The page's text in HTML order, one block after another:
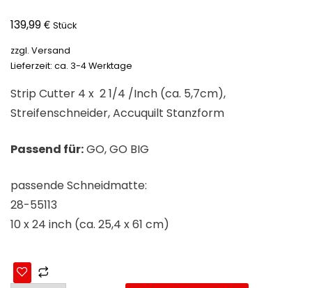
139,99€ Stück
zzgl. Versand
Lieferzeit: ca. 3-4 Werktage
Strip Cutter 4 x 2 1/4 /Inch (ca. 5,7cm),
Streifenschneider, Accuquilt Stanzform
Passend für:GO, GO BIG
passende Schneidmatte:
28-55113
10 x 24 inch (ca. 25,4 x 61 cm)